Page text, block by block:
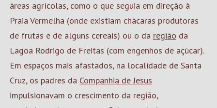
áreas agrícolas, como o que seguia em direção à
Praia Vermelha (onde existiam chácaras produtoras
de frutas e de alguns cereais) ou o da região da
Lagoa Rodrigo de Freitas (com engenhos de açúcar).
Em espaços mais afastados, na localidade de Santa
Cruz, os padres da Companhia de Jesus
impulsionavam o crescimento da região,